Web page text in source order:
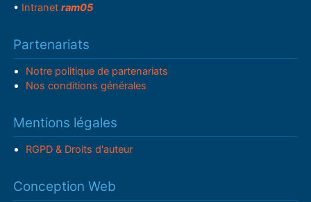
• Intranetram05
Partenariats
Notre politique de partenariats
Nos conditions générales
Mentions légales
RGPD & Droits d'auteur
Conception Web